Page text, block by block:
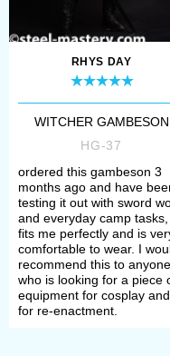
RHYS DAY
WITCHER GAMBESON
HG-37
ordered this gambeson 3
months ago and have
testing it out with sword
and everyday camp
fits me perfectly and is
comfortable to wear. I
recommend this to anyone
who is looking for a piece
equipment for cosplay and
for re-enactment.